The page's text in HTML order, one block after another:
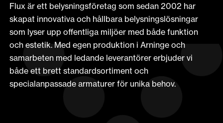
Flux är ett belysningsföretag som sedan 2002 har
skapat innovativa och hållbara belysningslösningar
som lyser upp offentliga miljöer med både funktion
och estetik. Med egen produktion i Arninge och
samarbeten med ledande leverantörer erbjuder vi
både ett brett standardsortiment och
specialanpassade armaturer för unika behov.